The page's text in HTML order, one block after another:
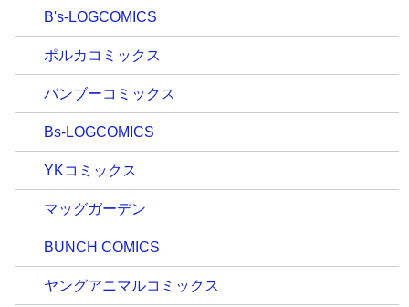
B's-LOGCOMICS
ポルカコミックス
バンブーコミックス
Bs-LOGCOMICS
YKコミックス
マッグガーデン
BUNCH COMICS
ヤングアニマルコミックス